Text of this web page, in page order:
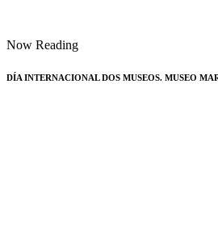
Now Reading
DÍA INTERNACIONAL DOS MUSEOS. MUSEO